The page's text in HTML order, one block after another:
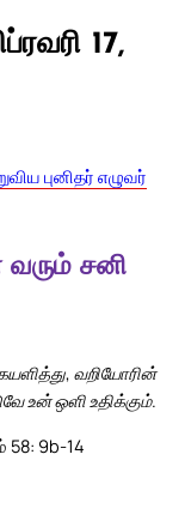
17,
புனிதர் எழுவர்
வரும் சனி
வறியோரின்
உன் ஒளி உதிக்கும்.
58: 9b-14